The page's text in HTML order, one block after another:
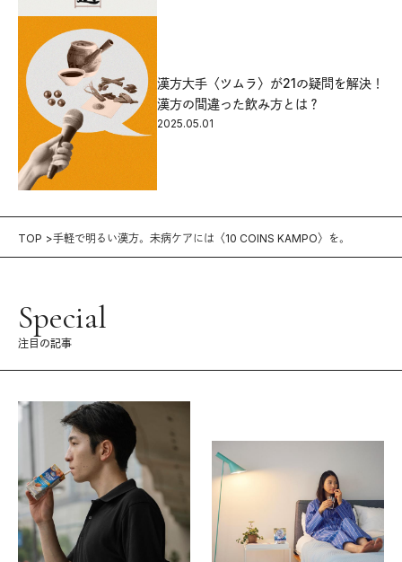
漢方大手〈ツムラ〉が21の疑問を解決！
漢方の間違った飲み方とは？
2025.05.01
TOP 手軽で明るい漢方。未病ケアには〈10 COINS KAMPO〉を。
Special
注目の記事